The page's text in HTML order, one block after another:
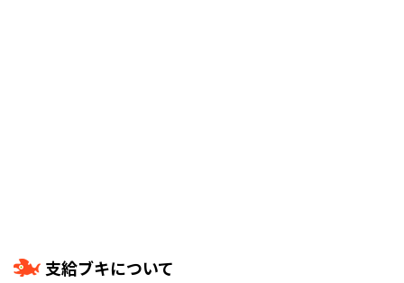
支給ブキについて